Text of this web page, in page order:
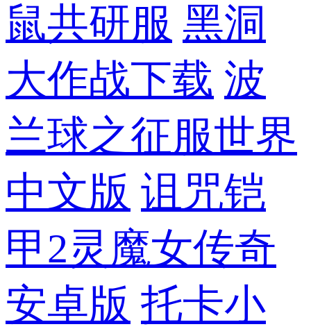
鼠共研服 黑洞
大作战下载 波
兰球之征服世界
中文版 诅咒铠
甲2灵魔女传奇
安卓版 托卡小